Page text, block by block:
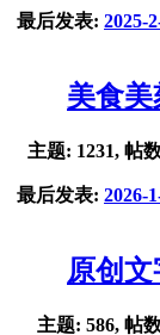
最后发表: 2025-
美食美
主题: 1231, 帖
最后发表: 2026-
原创文
主题: 586, 帖